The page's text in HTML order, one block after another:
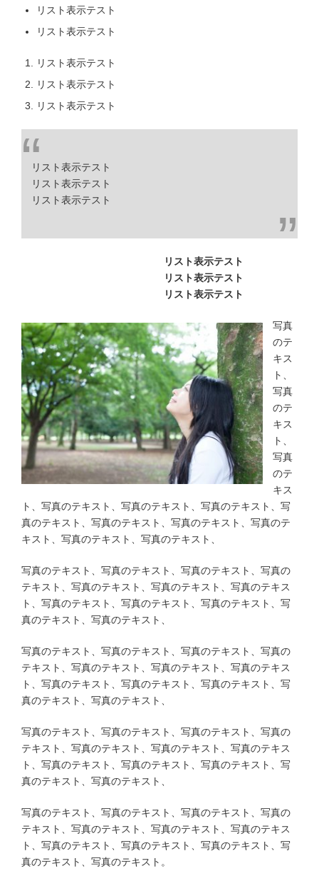
リスト表示テスト
リスト表示テスト
リスト表示テスト
リスト表示テスト
リスト表示テスト
リスト表示テスト
リスト表示テスト
リスト表示テスト
リスト表示テスト
リスト表示テスト
リスト表示テスト
写真
のテ
キス
ト、
写真
のテ
キス
ト、
写真
のテ
キス
ト、写真のテキスト、写真のテキスト、写真のテキスト、写
真のテキスト、写真のテキスト、写真のテキスト、写真のテ
キスト、写真のテキスト、写真のテキスト、
写真のテキスト、写真のテキスト、写真のテキスト、写真の
テキスト、写真のテキスト、写真のテキスト、写真のテキス
ト、写真のテキスト、写真のテキスト、写真のテキスト、写
真のテキスト、写真のテキスト、
写真のテキスト、写真のテキスト、写真のテキスト、写真の
テキスト、写真のテキスト、写真のテキスト、写真のテキス
ト、写真のテキスト、写真のテキスト、写真のテキスト、写
真のテキスト、写真のテキスト、
写真のテキスト、写真のテキスト、写真のテキスト、写真の
テキスト、写真のテキスト、写真のテキスト、写真のテキス
ト、写真のテキスト、写真のテキスト、写真のテキスト、写
真のテキスト、写真のテキスト、
写真のテキスト、写真のテキスト、写真のテキスト、写真の
テキスト、写真のテキスト、写真のテキスト、写真のテキス
ト、写真のテキスト、写真のテキスト、写真のテキスト、写
真のテキスト、写真のテキスト。